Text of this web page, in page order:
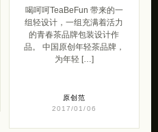
喝呵呵TeaBeFun 带来的一
组轻设计，一组充满着活力
的青春茶品牌包装设计作
品。 中国原创年轻茶品牌，
为年轻 […]
原创范
2017/01/06